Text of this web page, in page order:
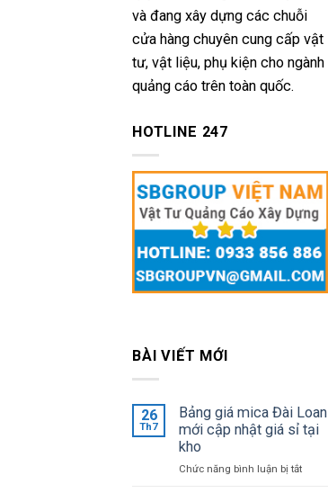
và đang xây dựng các chuỗi
cửa hàng chuyên cung cấp vật
tư, vật liệu, phụ kiện cho ngành
quảng cáo trên toàn quốc.
HOTLINE 247
BÀI VIẾT MỚI
26
Th7
Bảng giá mica Đài Loan
mới cập nhật giá sỉ tại
kho
Chức năng bình luận bị tắtở